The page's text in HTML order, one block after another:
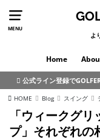
MENU
よ
Home
公式ライン登録で
HOME Blog スイング
「ウィークグ
プ」それぞれの